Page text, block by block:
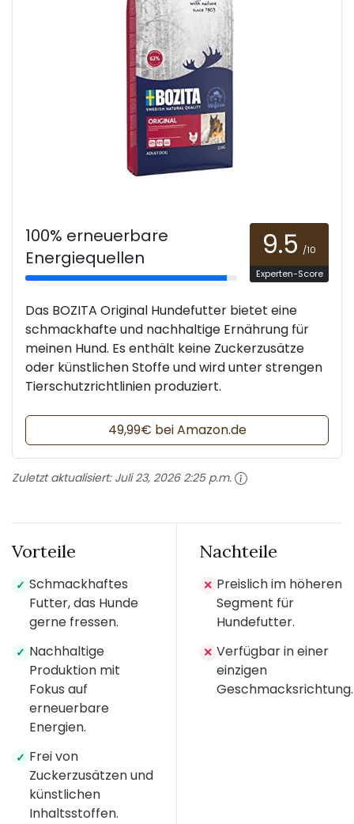
100% erneuerbare
Energiequellen
9.5 /10
Experten-Score
Das BOZITA Original Hundefutter bietet eine
schmackhafte und nachhaltige Ernährung für
meinen Hund. Es enthält keine Zuckerzusätze
oder künstlichen Stoffe und wird unter strengen
Tierschutzrichtlinien produziert.
49,99€ bei Amazon.de
Zuletzt aktualisiert: Juli 23, 2026 2:25 p.m.
Vorteile
✓ Schmackhaftes
Futter, das Hunde
gerne fressen.
✓ Nachhaltige
Produktion mit
Fokus auf
erneuerbare
Energien.
✓ Frei von
Zuckerzusätzen und
künstlichen
Inhaltsstoffen.
Nachteile
✕ Preislich im höheren
Segment für
Hundefutter.
✕ Verfügbar in einer
einzigen
Geschmacksrichtung.